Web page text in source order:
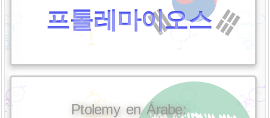
프톨레마이오스
Ptolemy en Árabe: